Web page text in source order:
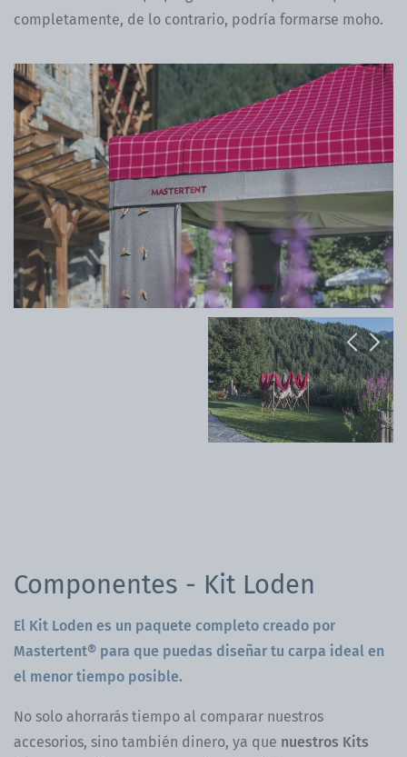
completamente, de lo contrario, podría formarse moho.
Previous
Next
Componentes - Kit Loden
El Kit Loden es un paquete completo creado por
Mastertent® para que puedas diseñar tu carpa ideal en
el menor tiempo posible.
No solo ahorrarás tiempo al comparar nuestros
accesorios, sino también dinero, ya que nuestros Kits